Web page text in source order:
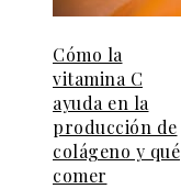
Cómo la
vitamina C
ayuda en la
producción de
colágeno y qué
comer